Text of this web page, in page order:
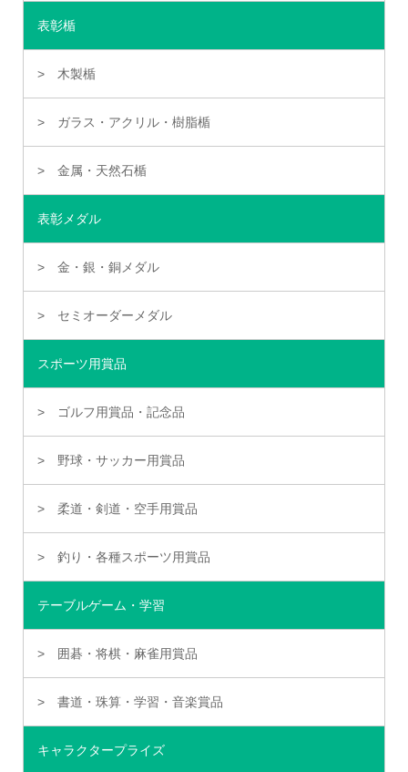
表彰楯
木製楯
ガラス・アクリル・樹脂楯
金属・天然石楯
表彰メダル
金・銀・銅メダル
セミオーダーメダル
スポーツ用賞品
ゴルフ用賞品・記念品
野球・サッカー用賞品
柔道・剣道・空手用賞品
釣り・各種スポーツ用賞品
テーブルゲーム・学習
囲碁・将棋・麻雀用賞品
書道・珠算・学習・音楽賞品
キャラクタープライズ